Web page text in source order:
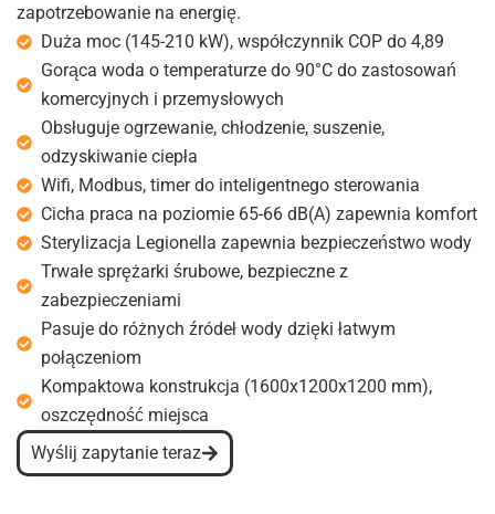
zapotrzebowanie na energię.
Duża moc (145-210 kW), współczynnik COP do 4,89
Gorąca woda o temperaturze do 90°C do zastosowań
komercyjnych i przemysłowych
Obsługuje ogrzewanie, chłodzenie, suszenie,
odzyskiwanie ciepła
Wifi, Modbus, timer do inteligentnego sterowania
Cicha praca na poziomie 65-66 dB(A) zapewnia komfort
Sterylizacja Legionella zapewnia bezpieczeństwo wody
Trwałe sprężarki śrubowe, bezpieczne z
zabezpieczeniami
Pasuje do różnych źródeł wody dzięki łatwym
połączeniom
Kompaktowa konstrukcja (1600x1200x1200 mm),
oszczędność miejsca
Wyślij zapytanie teraz